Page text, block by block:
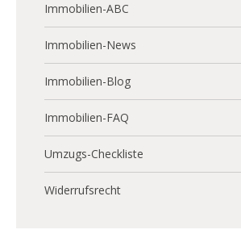
Immobilien-ABC
Immobilien-News
Immobilien-Blog
Immobilien-FAQ
Umzugs-Checkliste
Widerrufsrecht